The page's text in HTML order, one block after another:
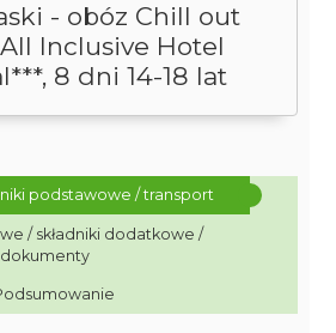
- obóz Chill out
Inclusive Hotel
8 dni 14-18 lat
podstawowe / transport
/ składniki dodatkowe /
dokumenty